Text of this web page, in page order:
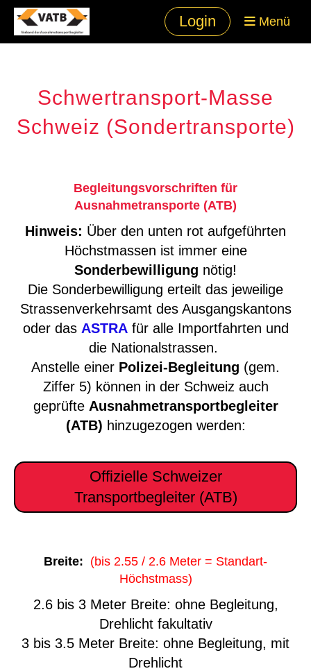
Login Menü
Schwertransport-Masse
Schweiz (Sondertransporte)
Begleitungsvorschriften für
Ausnahmetransporte (ATB)
Hinweis: Über den unten rot aufgeführten
Höchstmassen ist immer eine
Sonderbewilligung nötig!
Die Sonderbewilligung erteilt das jeweilige
Strassenverkehrsamt des Ausgangskantons
oder das ASTRAfür alle Importfahrten und
die Nationalstrassen.
Anstelle einer Polizei-Begleitung (gem.
Ziffer 5) können in der Schweiz auch
geprüfte Ausnahmetransportbegleiter
(ATB) hinzugezogen werden:
Offizielle Schweizer
Transportbegleiter (ATB)
Breite: (bis 2.55 / 2.6 Meter = Standart-
Höchstmass)
2.6 bis 3 Meter Breite: ohne Begleitung,
Drehlicht fakultativ
3 bis 3.5 Meter Breite: ohne Begleitung, mit
Drehlicht